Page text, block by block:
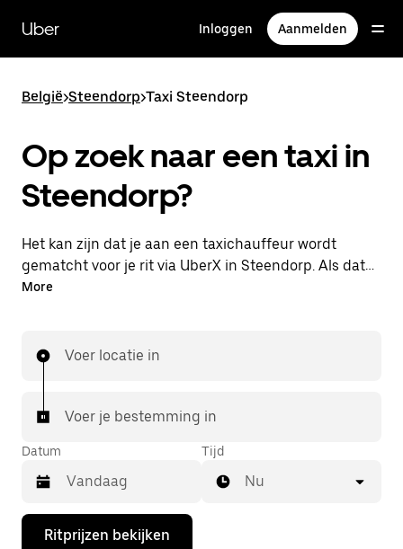
naar
hoofdinhoud
Uber Inloggen Aanmelden
België>Steendorp>Taxi Steendorp
Op zoek naar een taxi in
Steendorp?
Het kan zijn dat je aan een taxichauffeur wordt
gematcht voor je rit via UberX in Steendorp. Als dat
zo is, profiteer je van dezelfde 24/7 beschikbaarheid
More
Voer locatie in
Voer je bestemming in
Datum
Druk
Tijd
Nu
Ritprijzen bekijken